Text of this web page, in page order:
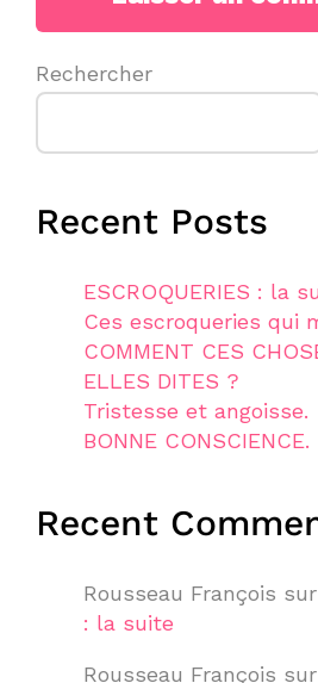
Rechercher
Recent Posts
ESCROQUERIES : la
Ces escroqueries qui
COMMENT CES
ELLES DITES ?
Tristesse et angoisse.
BONNE CONSCIENCE.
Recent
Rousseau François sur
: la suite
Rousseau François sur